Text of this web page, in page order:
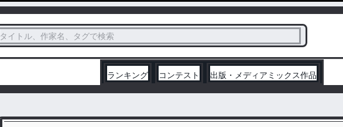
タイトル、作家名、タグで検索
ランキング コンテスト 出版・メディアミックス作品